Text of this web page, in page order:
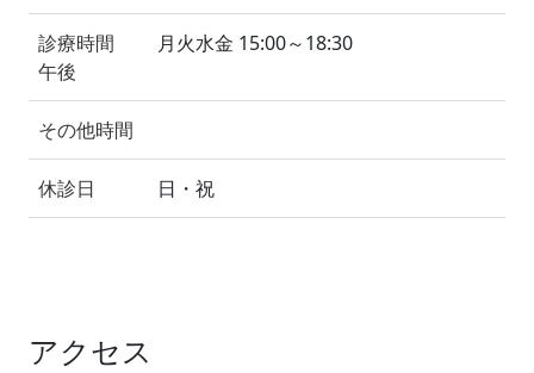
診療時間
午後
月火水金 15:00～18:30
その他時間
休診日 日・祝
アクセス